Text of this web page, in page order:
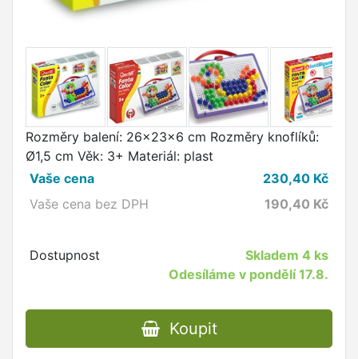
Rozměry balení: 26x23x6 cm Rozměry knoflíků:
Ø1,5 cm Věk: 3+ Materiál: plast
Vaše cena
230,40 Kč
Vaše cena bez DPH
190,40 Kč
Dostupnost Skladem4 ks
Odesíláme v pondělí 17.8.
Koupit